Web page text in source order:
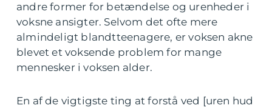
andre former for betændelse og urenheder i
voksne ansigter. Selvom det ofte mere
almindeligt blandtteenagere, er voksen akne
blevet et voksende problem for mange
mennesker i voksen alder.
En af de vigtigste ting at forstå ved [uren hud